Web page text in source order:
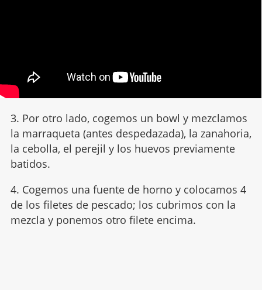
3. Por otro lado, cogemos un bowl y mezclamos
la marraqueta (antes despedazada), la zanahoria,
la cebolla, el perejil y los huevos previamente
batidos.
4. Cogemos una fuente de horno y colocamos 4
de los filetes de pescado; los cubrimos con la
mezcla y ponemos otro filete encima.